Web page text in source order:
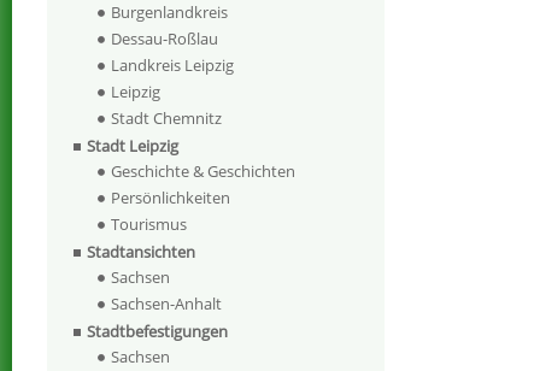
Burgenlandkreis
Dessau-Roßlau
Landkreis Leipzig
Leipzig
Stadt Chemnitz
Stadt Leipzig
Geschichte & Geschichten
Persönlichkeiten
Tourismus
Stadtansichten
Sachsen
Sachsen-Anhalt
Stadtbefestigungen
Sachsen